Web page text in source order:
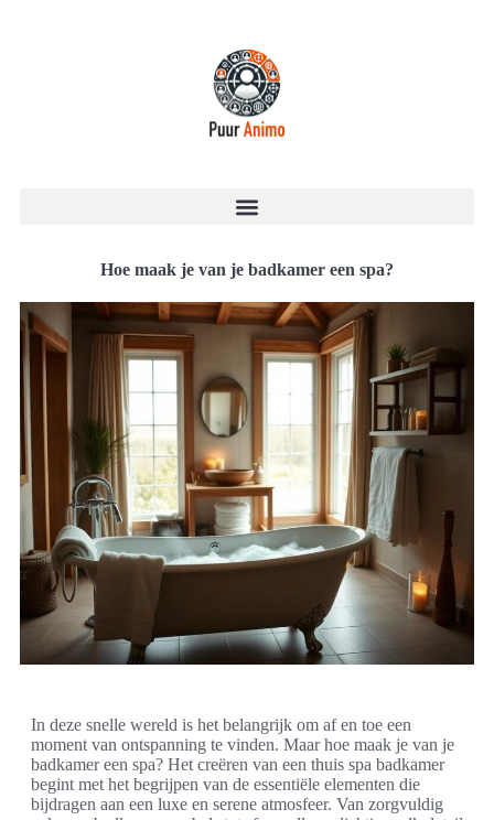
Hoe maak je van je badkamer een spa?
In deze snelle wereld is het belangrijk om af en toe een
moment van ontspanning te vinden. Maar hoe maak je van je
badkamer een spa? Het creëren van een thuis spa badkamer
begint met het begrijpen van de essentiële elementen die
bijdragen aan een luxe en serene atmosfeer. Van zorgvuldig